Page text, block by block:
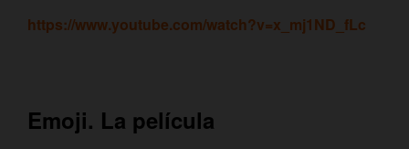
https://www.youtube.com/watch?v=x_mj1ND_fLc
Emoji. La película